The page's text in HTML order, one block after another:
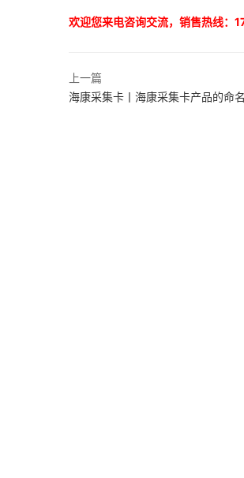
欢迎您来电咨询交流，销售热线：
上一篇
海康采集卡丨海康采集卡产品的命